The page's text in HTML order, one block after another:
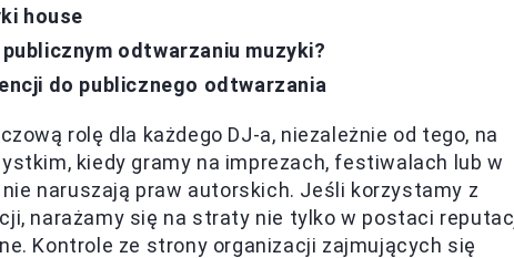
house
odtwarzaniu muzyki?
do publicznego odtwarzania
rolę dla każdego DJ-a, niezależnie od tego, na
kiedy gramy na imprezach, festiwalach lub w
naruszają praw autorskich. Jeśli korzystamy z
narażamy się na straty nie tylko w postaci
Kontrole ze strony organizacji zajmujących się